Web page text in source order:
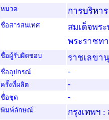
หมวด การบริหาร
ชื่อสารสนเทศ
สมเด็จพร
พระราชท
ชื่อผู้รับผิดชอบ ราชเลขา
ชื่ออุปกรณ์ -
ครั้งที่ผลิต -
ชื่่อชุด -
พิมพ์ลักษณ์ กรุงเทพฯ